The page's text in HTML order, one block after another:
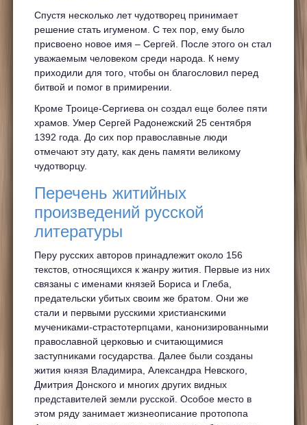
Спустя несколько лет чудотворец принимает
решение стать игуменом. С тех пор, ему было
присвоено новое имя – Сергей. После этого он стал
уважаемым человеком среди народа. К нему
приходили для того, чтобы он благословил перед
битвой и помог в примирении.
Кроме Троице-Сергиева он создал еще более пяти
храмов. Умер Сергей Радонежский 25 сентября
1392 года. До сих пор православные люди
отмечают эту дату, как день памяти великому
чудотворцу.
Перечень житийных
произведений русской
литературы
Перу русских авторов принадлежит около 156
текстов, относящихся к жанру жития. Первые из них
связаны с именами князей Бориса и Глеба,
предательски убитых своим же братом. Они же
стали и первыми русскими христианскими
мучениками-страстотерпцами, канонизированными
православной церковью и считающимися
заступниками государства. Далее были созданы
жития князя Владимира, Александра Невского,
Дмитрия Донского и многих других видных
представителей земли русской. Особое место в
этом ряду занимает жизнеописание протопопа